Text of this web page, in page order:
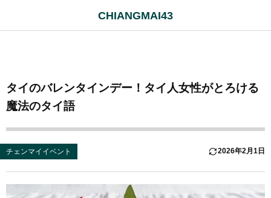
CHIANGMAI43
タイのバレンタインデー！タイ人女性がとろける
魔法のタイ語
チェンマイイベント 2026年2月1日